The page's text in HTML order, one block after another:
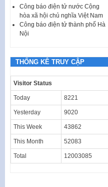
Công báo điện tử nước Cộng
hòa xã hội chủ nghĩa Việt Nam
Công báo điện tử thành phố Hà
Nội
THỐNG KÊ TRUY CẬP
Visitor Status
Today 8221
Yesterday 9020
This Week 43862
This Month 52083
Total 12003085